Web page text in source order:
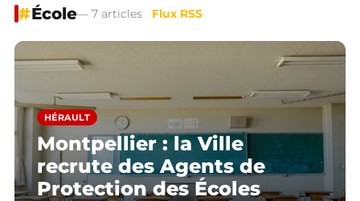
#École— 7 articles Flux RSS
HÉRAULT
Montpellier : la Ville
recrute des Agents de
Protection des Écoles